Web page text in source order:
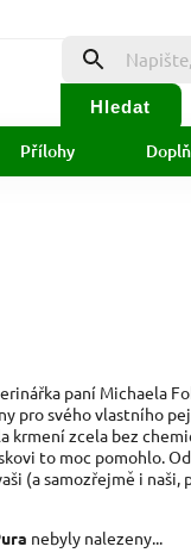
Hledat
Přílohy
paní Michaela
pro svého vlastního
krmení zcela bez
to moc pomohlo.
(a samozřejmě i
nebyly nalezeny...